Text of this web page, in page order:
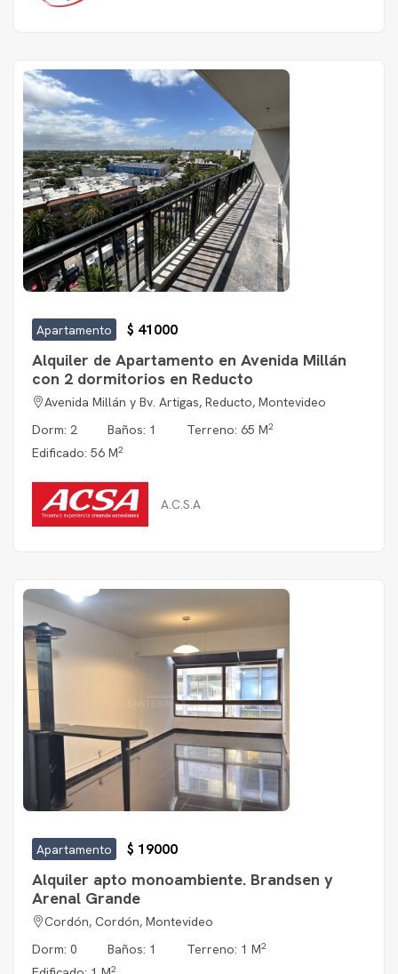
Apartamento $ 41000
Alquiler de Apartamento en Avenida Millán
con 2 dormitorios en Reducto
Avenida Millán y Bv. Artigas, Reducto, Montevideo
Dorm: 2
Baños: 1 Terreno: 65 M2
Edificado: 56 M2
A.C.S.A
Apartamento $ 19000
Alquiler apto monoambiente. Brandsen y
Arenal Grande
Cordón, Cordón, Montevideo
Dorm: 0
Baños: 1 Terreno: 1 M2
2